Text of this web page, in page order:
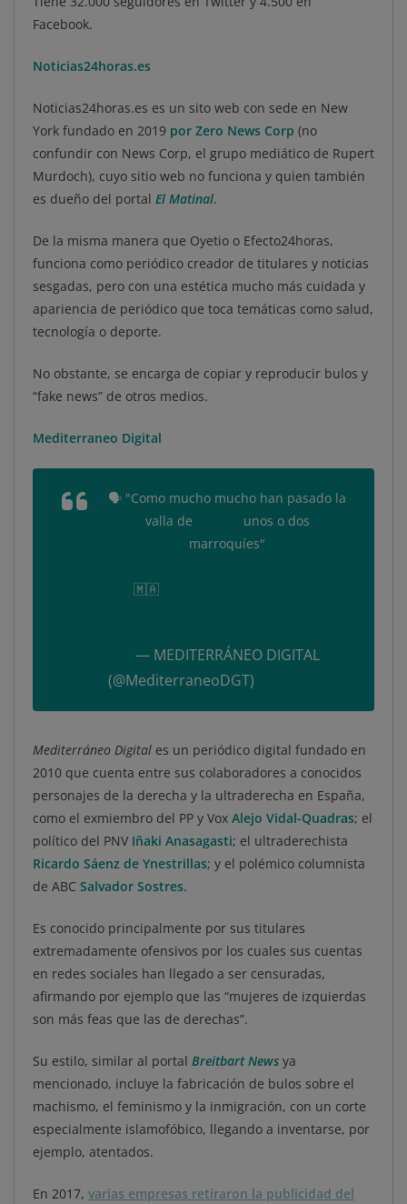
Facebook.
Noticias24horas.es
Noticias24horas.es es un sito web con sede en New
York fundado en 2019 por Zero News Corp (no
confundir con News Corp, el grupo mediático de Rupert
Murdoch), cuyo sitio web no funciona y quien también
es dueño del portal El Matinal.
De la misma manera que Oyetio o Efecto24horas,
funciona como periódico creador de titulares y noticias
sesgadas, pero con una estética mucho más cuidada y
apariencia de periódico que toca temáticas como salud,
tecnología o deporte.
No obstante, se encarga de copiar y reproducir bulos y
“fake news” de otros medios.
Mediterraneo Digital
🗣️ "Como mucho mucho han pasado la
valla de
unos o dos
marroquíes"
🇲🇦
— MEDITERRÁNEO DIGITAL
(@MediterraneoDGT)
Mediterráneo Digital es un periódico digital fundado en
2010 que cuenta entre sus colaboradores a conocidos
personajes de la derecha y la ultraderecha en España,
como el exmiembro del PP y Vox Alejo Vidal-Quadras; el
político del PNV Iñaki Anasagasti; el ultraderechista
Ricardo Sáenz de Ynestrillas; y el polémico columnista
de ABC Salvador Sostres.
Es conocido principalmente por sus titulares
extremadamente ofensivos por los cuales sus cuentas
en redes sociales han llegado a ser censuradas,
afirmando por ejemplo que las “mujeres de izquierdas
son más feas que las de derechas”.
Su estilo, similar al portal Breitbart News ya
mencionado, incluye la fabricación de bulos sobre el
machismo, el feminismo y la inmigración, con un corte
especialmente islamofóbico, llegando a inventarse, por
ejemplo, atentados.
En 2017, varias empresas retiraron la publicidad del